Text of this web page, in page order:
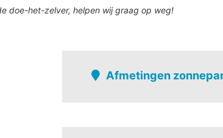
doe-het-zelver, helpen wij graag op weg!
Afmetingen